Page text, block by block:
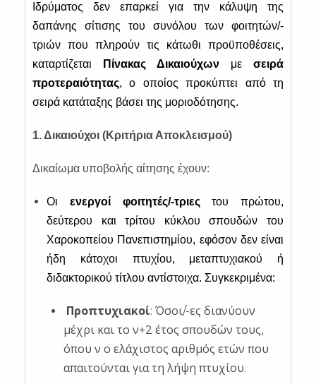
Ιδρύματος δεν επαρκεί για την κάλυψη της
δαπάνης σίτισης του συνόλου των φοιτητών/-
τριών που πληρούν τις κάτωθι προϋποθέσεις,
καταρτίζεται
Πίνακας Δικαιούχων με σειρά
προτεραιότητας, ο οποίος προκύπτει από τη
σειρά κατάταξης βάσει της μοριοδότησης.
1. Δικαιούχοι (Κριτήρια Αποκλεισμού)
Δικαίωμα υποβολής αίτησης έχουν:
Οι ενεργοί φοιτητές/-τριεςτου πρώτου,
δεύτερου και τρίτου κύκλου σπουδών του
Χαροκοπείου Πανεπιστημίου, εφόσον δεν είναι
ήδη κάτοχοι πτυχίου, μεταπτυχιακού ή
διδακτορικού τίτλου αντίστοιχα. Συγκεκριμένα:
Προπτυχιακοί: Όσοι/-ες διανύουν
μέχρι και το ν+2 έτος σπουδών τους,
όπου ν ο ελάχιστος αριθμός ετών που
απαιτούνται για τη λήψη πτυχίου.